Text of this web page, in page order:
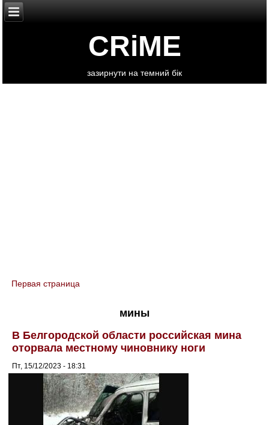
CRiME
зазирнути на темний бік
You are here
Первая страница
мины
В Белгородской области российская мина
оторвала местному чиновнику ноги
Пт, 15/12/2023 - 18:31